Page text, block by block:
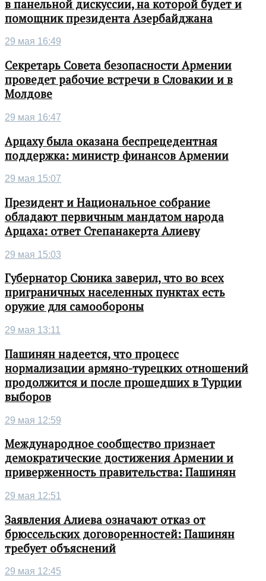
в панельной дискуссии, на которой будет и
помощник президента Азербайджана
29 мая 16:49
Секретарь Совета безопасности Армении
проведет рабочие встречи в Словакии и в
Молдове
29 мая 16:47
Арцаху была оказана беспрецедентная
поддержка: министр финансов Армении
29 мая 15:07
Президент и Национальное собрание
обладают первичным мандатом народа
Арцаха: ответ Степанакерта Алиеву
29 мая 15:03
Губернатор Сюника заверил, что во всех
приграничных населенных пунктах есть
оружие для самообороны
29 мая 13:11
Пашинян надеется, что процесс
нормализации армяно-турецких отношений
продолжится и после прошедших в Турции
выборов
29 мая 12:59
Международное сообщество признает
демократические достижения Армении и
приверженность правительства: Пашинян
29 мая 12:51
Заявления Алиева означают отказ от
брюссельских договоренностей: Пашинян
требует объяснений
29 мая 12:45